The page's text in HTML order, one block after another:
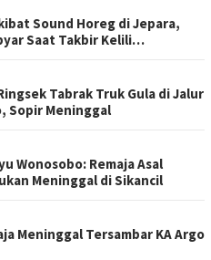
Sound Horeg di Jepara,
Saat Takbir Kelili…
Tabrak Truk Gula di Jalur
Sopir Meninggal
Wonosobo: Remaja Asal
Meninggal di Sikancil
Meninggal Tersambar KA Argo